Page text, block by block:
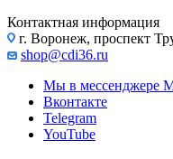
Контактная информация
г. Воронеж, проспект
shop@cdi36.ru
Мы в мессенджере
Вконтакте
Telegram
YouTube